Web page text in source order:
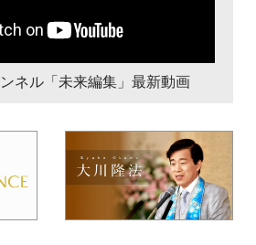
ネル「未来編集」最新動画